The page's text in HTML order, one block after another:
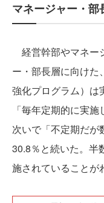
マネージャー・
経営幹部やマネー
ー・部長層に向けた
強化プログラム）は
「毎年定期的に実
次いで「不定期だが
30.8％と続いた。半
施されていることが